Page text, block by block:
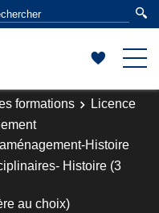
formations
Licence
Histoire
Histoire (3
au choix)